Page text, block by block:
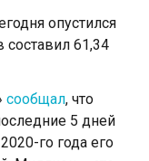
опустился
составил 61,34
сообщал, что
5 дней
го года его